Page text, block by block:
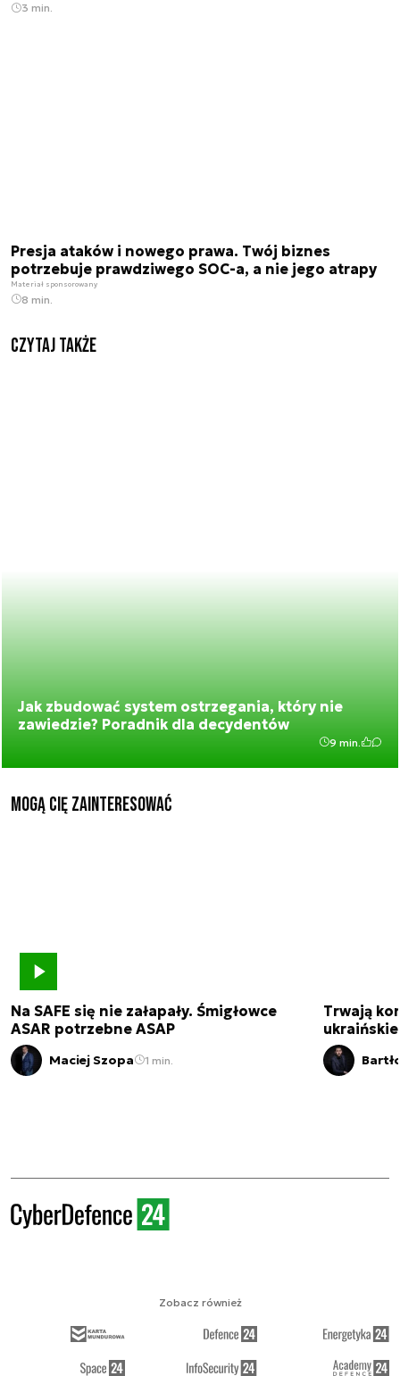
3 min.
Presja ataków i nowego prawa. Twój biznes
potrzebuje prawdziwego SOC-a, a nie jego atrapy
Materiał sponsorowany
8 min.
Czytaj także
Jak zbudować system ostrzegania, który nie
zawiedzie? Poradnik dla decydentów
9 min.
Mogą Cię zainteresować
Na SAFE się nie załapały. Śmigłowce
ASAR potrzebne ASAP
Maciej Szopa 1 min.
Trwają
Zobacz również